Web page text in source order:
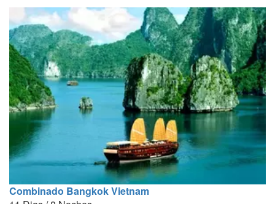
Combinado Bangkok Vietnam